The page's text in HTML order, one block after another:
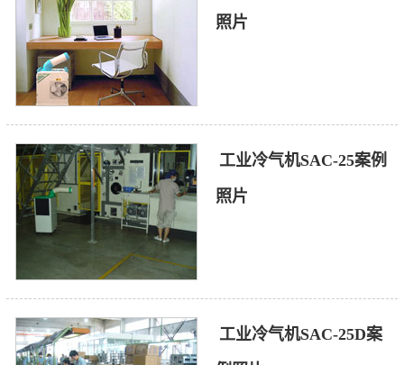
照片
工业冷气机SAC-25案例
照片
工业冷气机SAC-25D案